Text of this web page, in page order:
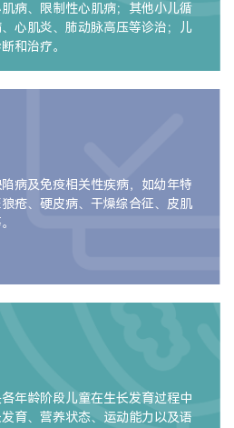
病、限制性心肌病；其他小儿循
心肌炎、肺动脉高压等诊治；儿
和治疗。
病及免疫相关性疾病，如幼年特
疮、硬皮病、干燥综合征、皮肌
年龄阶段儿童在生长发育过程中
育、营养状态、运动能力以及语